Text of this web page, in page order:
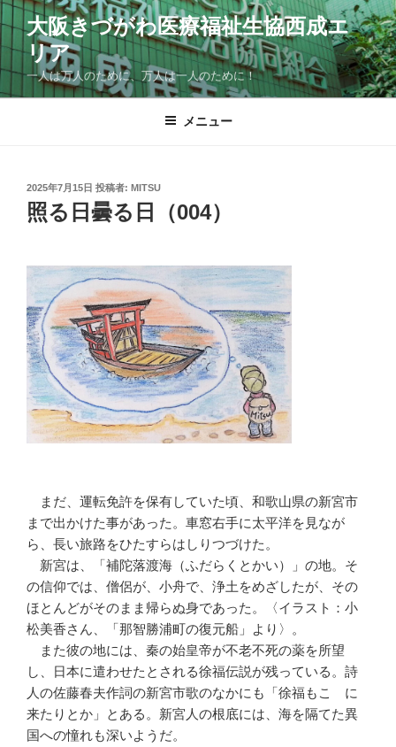
コ
ン
テ
ン
ツ
大阪きづがわ医療福祉生協西成エ
リア
一人は万人のために、万人は一人のために！
メニュー
投
稿
日:
2025年7月15日 投稿者: MITSU
照る日曇る日（004）
まだ、運転免許を保有していた頃、和歌山県の新宮市
まで出かけた事があった。車窓右手に太平洋を見なが
ら、長い旅路をひたすらはしりつづけた。
新宮は、「補陀落渡海（ふだらくとかい）」の地。そ
の信仰では、僧侶が、小舟で、浄土をめざしたが、その
ほとんどがそのまま帰らぬ身であった。〈イラスト：小
松美香さん、「那智勝浦町の復元船」より〉。
また彼の地には、秦の始皇帝が不老不死の薬を所望
し、日本に遣わせたとされる徐福伝説が残っている。詩
人の佐藤春夫作詞の新宮市歌のなかにも「徐福もこゝに
来たりとか」とある。新宮人の根底には、海を隔てた異
国への憧れも深いようだ。